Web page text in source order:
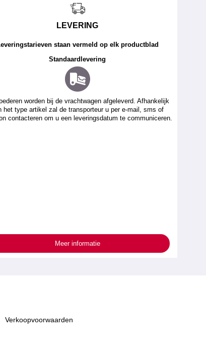
LEVERING
staan vermeld op elk productblad
Standaardlevering
worden bij de vrachtwagen afgeleverd. Afhankelijk
het type artikel zal de transporteur u per e-mail, sms of
contacteren om u een leveringsdatum te communiceren.
Meer informatie
Verkoopvoorwaarden